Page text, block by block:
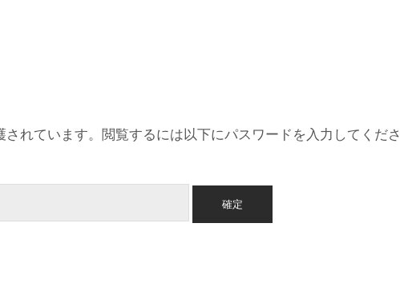
れています。閲覧するには以下にパスワードを入力してくださ